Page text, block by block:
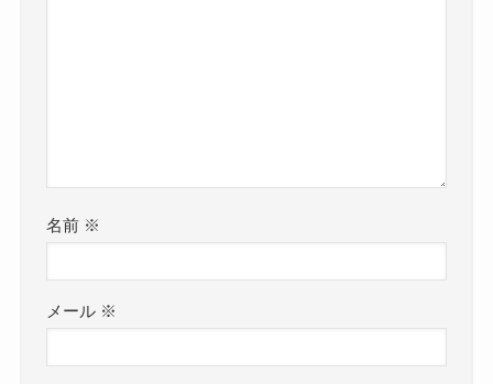
名前 ※
メール ※